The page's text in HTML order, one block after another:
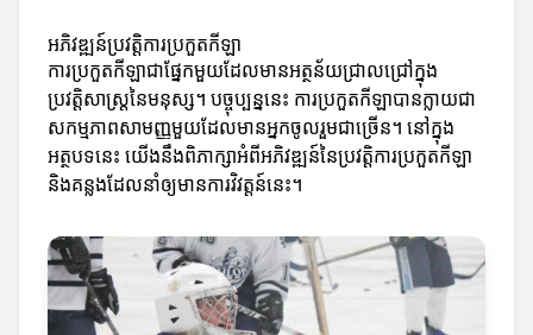
អភិវឌ្ឍន៍ប្រវត្តិការប្រកួតកីឡា
ការប្រកួតកីឡាជាផ្នែកមួយដែលមានអត្ថន័យជ្រាលជ្រៅក្នុង
ប្រវត្តិសាស្ត្រនៃមនុស្ស។ បច្ចុប្បន្ននេះ ការប្រកួតកីឡាបានក្លាយជា
សកម្មភាពសាមញ្ញមួយដែលមានអ្នកចូលរួមជាច្រើន។ នៅក្នុង
អត្ថបទនេះ យើងនឹងពិភាក្សាអំពីអភិវឌ្ឍន៍នៃប្រវត្តិការប្រកួតកីឡា
និងគន្លងដែលនាំឲ្យមានការវិវត្តន៍នេះ។